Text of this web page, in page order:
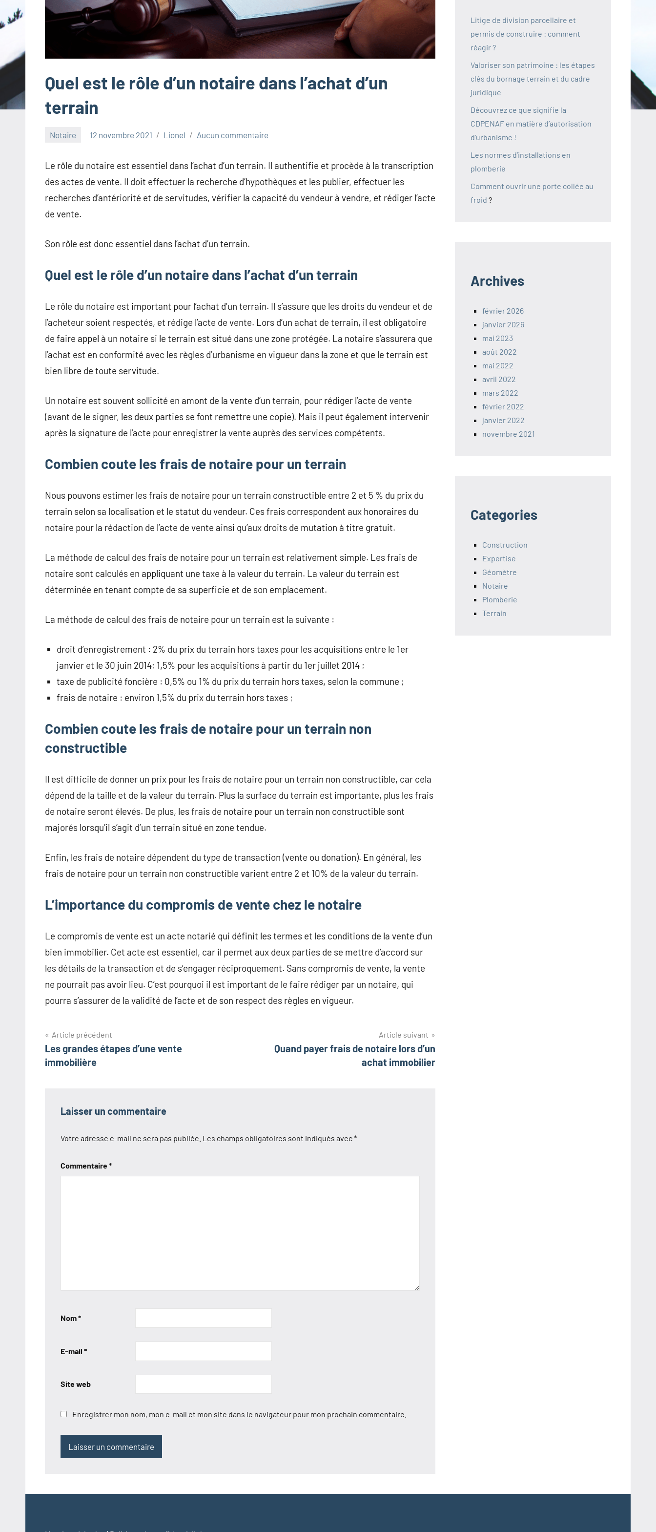
Quel est le rôle d’un notaire dans l’achat d’un
terrain
Notaire 12 novembre 2021 Lionel Aucun commentaire
Le rôle du notaire est essentiel dans l’achat d’un terrain. Il authentifie et procède à la transcription
des actes de vente. Il doit effectuer la recherche d’hypothèques et les publier, effectuer les
recherches d’antériorité et de servitudes, vérifier la capacité du vendeur à vendre, et rédiger l’acte
de vente.
Son rôle est donc essentiel dans l’achat d’un terrain.
Quel est le rôle d’un notaire dans l’achat d’un terrain
Le rôle du notaire est important pour l’achat d’un terrain. Il s’assure que les droits du vendeur et de
l’acheteur soient respectés, et rédige l’acte de vente. Lors d’un achat de terrain, il est obligatoire
de faire appel à un notaire si le terrain est situé dans une zone protégée. La notaire s’assurera que
l’achat est en conformité avec les règles d’urbanisme en vigueur dans la zone et que le terrain est
bien libre de toute servitude.
Un notaire est souvent sollicité en amont de la vente d’un terrain, pour rédiger l’acte de vente
(avant de le signer, les deux parties se font remettre une copie). Mais il peut également intervenir
après la signature de l’acte pour enregistrer la vente auprès des services compétents.
Combien coute les frais de notaire pour un terrain
Nous pouvons estimer les frais de notaire pour un terrain constructible entre 2 et 5 % du prix du
terrain selon sa localisation et le statut du vendeur. Ces frais correspondent aux honoraires du
notaire pour la rédaction de l’acte de vente ainsi qu’aux droits de mutation à titre gratuit.
La méthode de calcul des frais de notaire pour un terrain est relativement simple. Les frais de
notaire sont calculés en appliquant une taxe à la valeur du terrain. La valeur du terrain est
déterminée en tenant compte de sa superficie et de son emplacement.
La méthode de calcul des frais de notaire pour un terrain est la suivante :
droit d’enregistrement : 2% du prix du terrain hors taxes pour les acquisitions entre le 1er
janvier et le 30 juin 2014; 1,5% pour les acquisitions à partir du 1er juillet 2014 ;
taxe de publicité foncière : 0,5% ou 1% du prix du terrain hors taxes, selon la commune ;
frais de notaire : environ 1,5% du prix du terrain hors taxes ;
Combien coute les frais de notaire pour un terrain non
constructible
Il est difficile de donner un prix pour les frais de notaire pour un terrain non constructible, car cela
dépend de la taille et de la valeur du terrain. Plus la surface du terrain est importante, plus les frais
de notaire seront élevés. De plus, les frais de notaire pour un terrain non constructible sont
majorés lorsqu’il s’agit d’un terrain situé en zone tendue.
Enfin, les frais de notaire dépendent du type de transaction (vente ou donation). En général, les
frais de notaire pour un terrain non constructible varient entre 2 et 10% de la valeur du terrain.
L’importance du compromis de vente chez le notaire
Le compromis de vente est un acte notarié qui définit les termes et les conditions de la vente d’un
bien immobilier. Cet acte est essentiel, car il permet aux deux parties de se mettre d’accord sur
les détails de la transaction et de s’engager réciproquement. Sans compromis de vente, la vente
ne pourrait pas avoir lieu. C’est pourquoi il est important de le faire rédiger par un notaire, qui
pourra s’assurer de la validité de l’acte et de son respect des règles en vigueur.
Navigation
de
Article précédent
Les grandes étapes d’une vente
immobilière
Article suivant
Quand payer frais de notaire lors d’un
achat immobilier
Laisser un commentaire
Votre adresse e-mail ne sera pas publiée. Les champs obligatoires sont indiqués avec*
Commentaire*
Nom*
E-mail *
Site web
Enregistrer mon nom, mon e-mail et mon site dans le navigateur pour mon prochain commentaire.
Litige de division parcellaire et
permis de construire : comment
réagir ?
Valoriser son patrimoine : les étapes
clés du bornage terrain et du cadre
juridique
Découvrez ce que signifie la
CDPENAF en matière d’autorisation
d’urbanisme !
Les normes d’installations en
plomberie
Comment ouvrir une porte collée au
froid ?
Archives
février 2026
janvier 2026
mai 2023
août 2022
mai 2022
avril 2022
mars 2022
février 2022
janvier 2022
novembre 2021
Categories
Construction
Expertise
Géomètre
Notaire
Plomberie
Terrain